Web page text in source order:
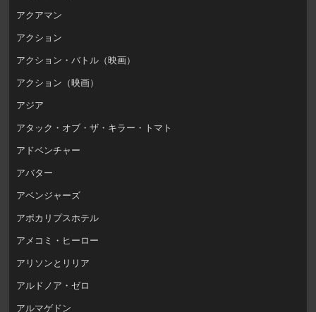
アクアマン
アクション
アクション・バトル（映画）
アクション（映画）
アジア
アタック・オブ・ザ・キラー・トマト
アドベンチャー
アバター
アベンジャーズ
アポカリプスホテル
アメコミ・ヒーロー
アリソンとリリア
アルドノア・ゼロ
アルマゲドン